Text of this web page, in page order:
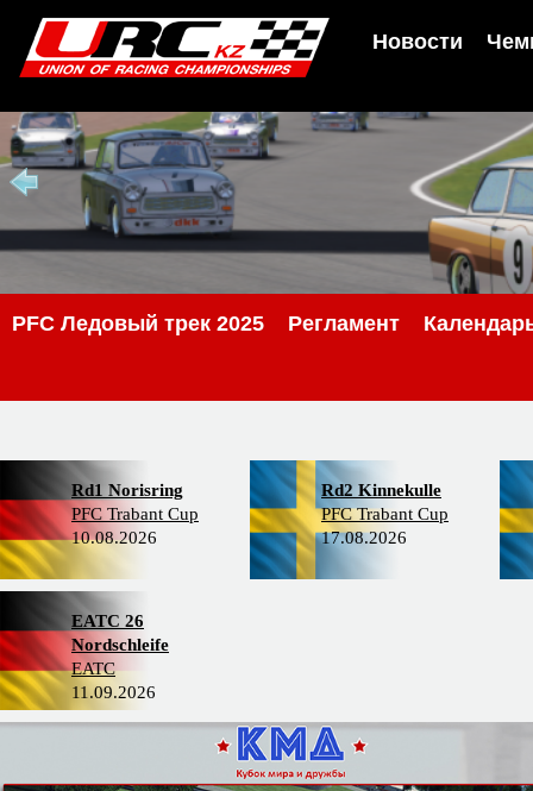
Новости
PFC Ледовый трек 2025 Регламент
Rd1 Norisring
PFC Trabant Cup
10.08.2026
Rd2 Kinnekulle
PFC Trabant Cup
17.08.2026
EATC 26
Nordschleife
EATC
11.09.2026